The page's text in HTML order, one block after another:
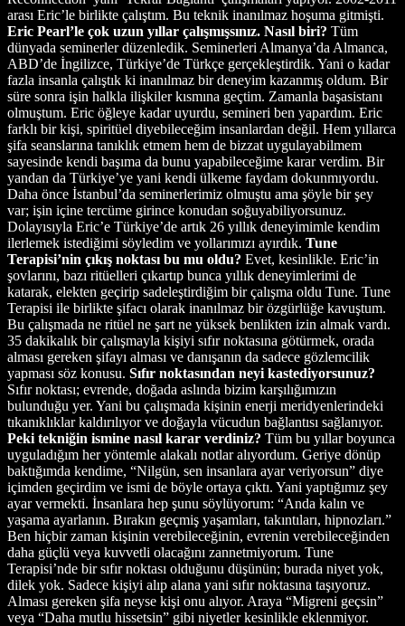
arası Eric’le birlikte çalıştım. Bu teknik inanılmaz hoşuma gitmişti.
Eric Pearl’le çok uzun yıllar çalışmışsınız. Nasıl biri? Tüm
dünyada seminerler düzenledik. Seminerleri Almanya’da Almanca,
ABD’de İngilizce, Türkiye’de Türkçe gerçekleştirdik. Yani o kadar
fazla insanla çalıştık ki inanılmaz bir deneyim kazanmış oldum. Bir
süre sonra işin halkla ilişkiler kısmına geçtim. Zamanla başasistanı
olmuştum. Eric öğleye kadar uyurdu, semineri ben yapardım. Eric
farklı bir kişi, spiritüel diyebileceğim insanlardan değil. Hem yıllarca
şifa seanslarına tanıklık etmem hem de bizzat uygulayabilmem
sayesinde kendi başıma da bunu yapabileceğime karar verdim. Bir
yandan da Türkiye’ye yani kendi ülkeme faydam dokunmıyordu.
Daha önce İstanbul’da seminerlerimiz olmuştu ama şöyle bir şey
var; işin içine tercüme girince konudan soğuyabiliyorsunuz.
Dolayısıyla Eric’e Türkiye’de artık 26 yıllık deneyimimle kendim
ilerlemek istediğimi söyledim ve yollarımızı ayırdık. Tune
Terapisi’nin çıkış noktası bu mu oldu? Evet, kesinlikle. Eric’in
şovlarını, bazı ritüelleri çıkartıp bunca yıllık deneyimlerimi de
katarak, elekten geçirip sadeleştirdiğim bir çalışma oldu Tune. Tune
Terapisi ile birlikte şifacı olarak inanılmaz bir özgürlüğe kavuştum.
Bu çalışmada ne ritüel ne şart ne yüksek benlikten izin almak vardı.
35 dakikalık bir çalışmayla kişiyi sıfır noktasına götürmek, orada
alması gereken şifayı alması ve danışanın da sadece gözlemcilik
yapması söz konusu. Sıfır noktasından neyi kastediyorsunuz?
Sıfır noktası; evrende, doğada aslında bizim karşılığımızın
bulunduğu yer. Yani bu çalışmada kişinin enerji meridyenlerindeki
tıkanıklıklar kaldırılıyor ve doğayla vücudun bağlantısı sağlanıyor.
Peki tekniğin ismine nasıl karar verdiniz? Tüm bu yıllar boyunca
uyguladığım her yöntemle alakalı notlar alıyordum. Geriye dönüp
baktığımda kendime, “Nilgün, sen insanlara ayar veriyorsun” diye
içimden geçirdim ve ismi de böyle ortaya çıktı. Yani yaptığımız şey
ayar vermekti. İnsanlara hep şunu söylüyorum: “Anda kalın ve
yaşama ayarlanın. Bırakın geçmiş yaşamları, takıntıları, hipnozları.”
Ben hiçbir zaman kişinin verebileceğinin, evrenin verebileceğinden
daha güçlü veya kuvvetli olacağını zannetmiyorum. Tune
Terapisi’nde bir sıfır noktası olduğunu düşünün; burada niyet yok,
dilek yok. Sadece kişiyi alıp alana yani sıfır noktasına taşıyoruz.
Alması gereken şifa neyse kişi onu alıyor. Araya “Migreni geçsin”
veya “Daha mutlu hissetsin” gibi niyetler kesinlikle eklenmiyor.